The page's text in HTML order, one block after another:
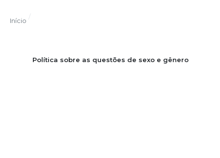
Início
/
Política sobre as questões de sexo e gênero